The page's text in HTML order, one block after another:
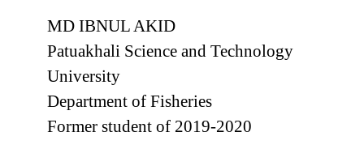
MD IBNUL AKID
Patuakhali Science and Technology
University
Department of Fisheries
Former student of 2019-2020